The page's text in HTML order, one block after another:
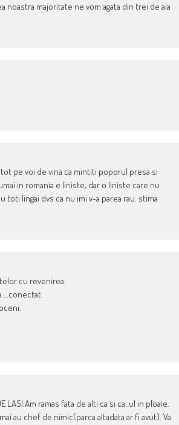
noastra majoritate ne vom agata din trei de aia
pe voi de vina ca mintiti poporul presa si
in romania e liniste, dar o liniste care nu
lingai dvs ca nu imi v-a parea rau. stima
cu revenirea.
LASI.Am ramas fata de alti ca si ca..ul in ploaie.
au chef de nimic(parca altadata ar fi avut). Va